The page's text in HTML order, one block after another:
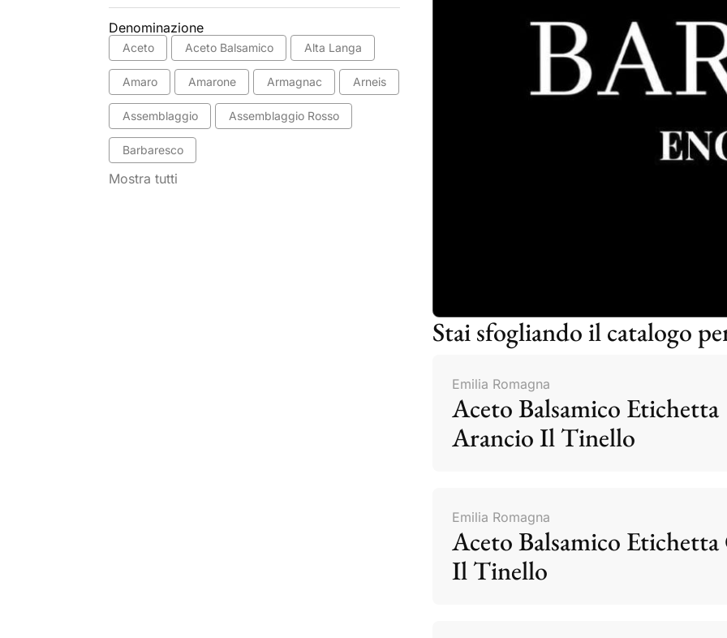
Denominazione
Aceto Aceto Balsamico Alta Langa
Amaro Amarone Armagnac Arneis
Assemblaggio Assemblaggio Rosso
Barbaresco
Mostra tutti
Stai sfogliando il catalogo
Emilia Romagna
Aceto Balsamico Etichetta
Arancio Il Tinello
Emilia Romagna
Aceto Balsamico Etichetta
Il Tinello